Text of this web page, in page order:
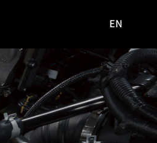
사이트로
이동
EN